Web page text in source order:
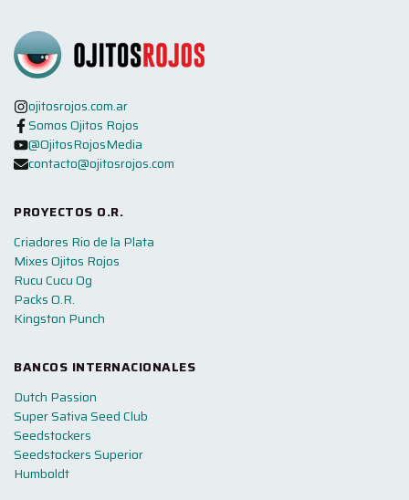
ojitosrojos.com.ar
Somos Ojitos Rojos
@OjitosRojosMedia
contacto@ojitosrojos.com
PROYECTOS O.R.
Criadores Rio de la Plata
Mixes Ojitos Rojos
Rucu Cucu Og
Packs O.R.
Kingston Punch
BANCOS INTERNACIONALES
Dutch Passion
Super Sativa Seed Club
Seedstockers
Seedstockers Superior
Humboldt